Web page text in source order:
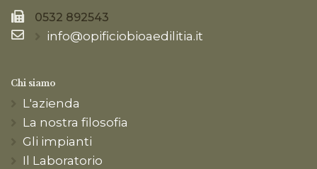
0532 892543
info@opificiobioaedilitia.it
Chi siamo
L'azienda
La nostra filosofia
Gli impianti
Il Laboratorio